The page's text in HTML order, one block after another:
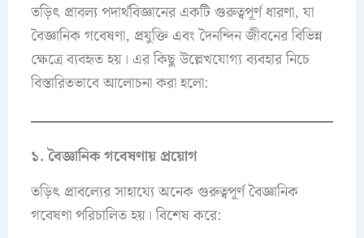
তড়িৎ প্রাবল্য পদার্থবিজ্ঞানের একটি গুরুত্বপূর্ণ ধারণা, যা
বৈজ্ঞানিক গবেষণা, প্রযুক্তি এবং দৈনন্দিন জীবনের বিভিন্ন
ক্ষেত্রে ব্যবহৃত হয়। এর কিছু উল্লেখযোগ্য ব্যবহার নিচে
বিস্তারিতভাবে আলোচনা করা হলো:
১. বৈজ্ঞানিক গবেষণায় প্রয়োগ
তড়িৎ প্রাবল্যের সাহায্যে অনেক গুরুত্বপূর্ণ বৈজ্ঞানিক
গবেষণা পরিচালিত হয়। বিশেষ করে: